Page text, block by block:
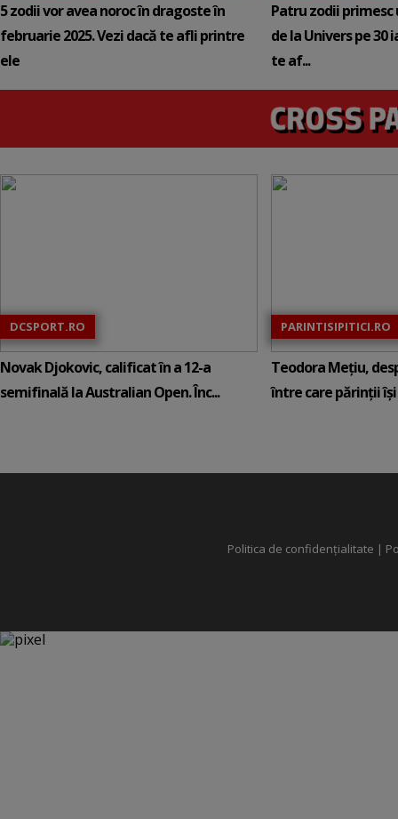
5 zodii vor avea noroc în dragoste în
februarie 2025. Vezi dacă te afli printre
ele
Patru zodii primesc
de la Univers pe 30
te af...
DCSPORT.RO
Novak Djokovic, calificat în a 12-a
semifinală la Australian Open. Înc...
PARINTISIPITICI.RO
Teodora Mețiu,
între care părinții își
Politica de confidențialitate |